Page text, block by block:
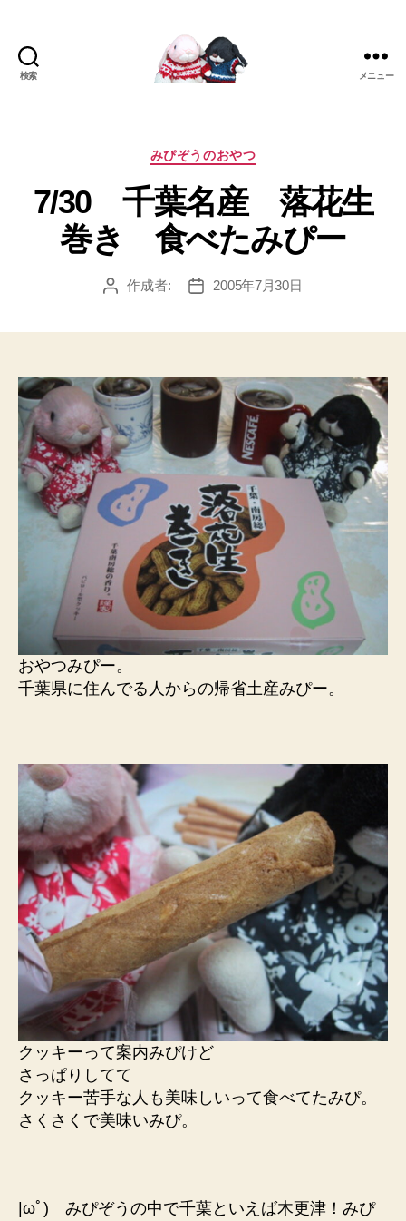
検索
ぴ
う
Blog
メニュー
カ
ゴ
リ
ー
みぴぞうのおやつ
7/30 千葉名産 落花生
巻き 食べたみぴー
投
作成者:
投
2005年7月30日
おやつみぴー。
千葉県に住んでる人からの帰省土産みぴー。
クッキーって案内みぴけど
さっぱりしてて
クッキー苦手な人も美味しいって食べてたみぴ。
さくさくで美味いみぴ。
|ωﾟ) みぴぞうの中で千葉といえば木更津！みぴ